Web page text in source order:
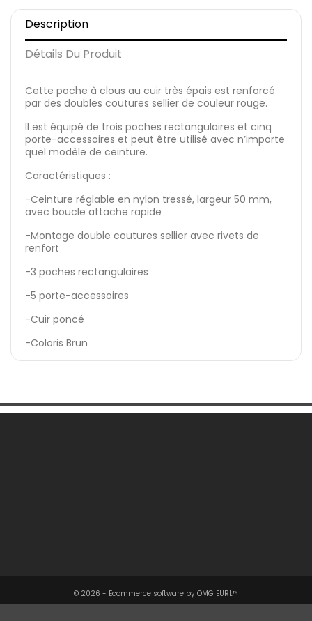
Description
Détails Du Produit
Cette poche à clous au cuir très épais est renforcé
par des doubles coutures sellier de couleur rouge.
Il est équipé de trois poches rectangulaires et cinq
porte-accessoires et peut être utilisé avec n’importe
quel modèle de ceinture.
Caractéristiques :
-Ceinture réglable en nylon tressé, largeur 50 mm,
avec boucle attache rapide
-Montage double coutures sellier avec rivets de
renfort
-3 poches rectangulaires
-5 porte-accessoires
-Cuir poncé
-Coloris Brun
© 2026 - Ecommerce software by OMG EURL™